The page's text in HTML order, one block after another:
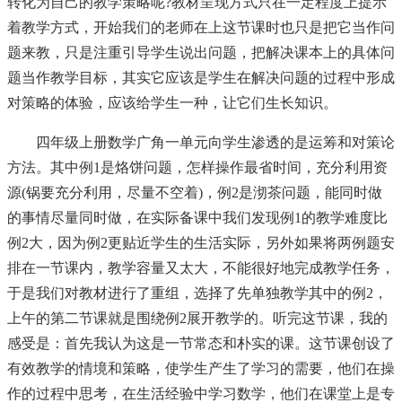
着教学方式，开始我们的老师在上这节课时也只是把它当作问
题来教，只是注重引导学生说出问题，把解决课本上的具体问
题当作教学目标，其实它应该是学生在解决问题的过程中形成
对策略的体验，应该给学生一种，让它们生长知识。
四年级上册数学广角一单元向学生渗透的是运筹和对策论
方法。其中例1是烙饼问题，怎样操作最省时间，充分利用资
源(锅要充分利用，尽量不空着)，例2是沏茶问题，能同时做
的事情尽量同时做，在实际备课中我们发现例1的教学难度比
例2大，因为例2更贴近学生的生活实际，另外如果将两例题安
排在一节课内，教学容量又太大，不能很好地完成教学任务，
于是我们对教材进行了重组，选择了先单独教学其中的例2，
上午的第二节课就是围绕例2展开教学的。听完这节课，我的
感受是：首先我认为这是一节常态和朴实的课。这节课创设了
有效教学的情境和策略，使学生产生了学习的需要，他们在操
作的过程中思考，在生活经验中学习数学，他们在课堂上是专